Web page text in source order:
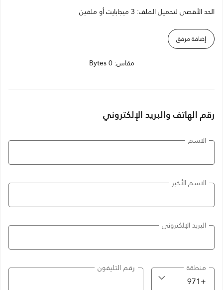
الحد الأقصى لتحميل الملف: 3 ميجابايت أو ملفين
إضافة مرفق
مقاس: 0 Bytes
رقم الهاتف والبريد الإلكتروني
الاسم
الاسم الأخير
البريد الإلكتروني
منطقة رقم التليفون